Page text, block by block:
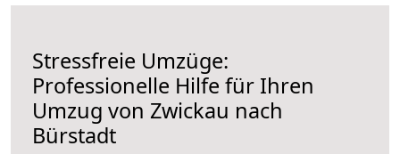
Stressfreie Umzüge:
Professionelle Hilfe für Ihren
Umzug von Zwickau nach
Bürstadt